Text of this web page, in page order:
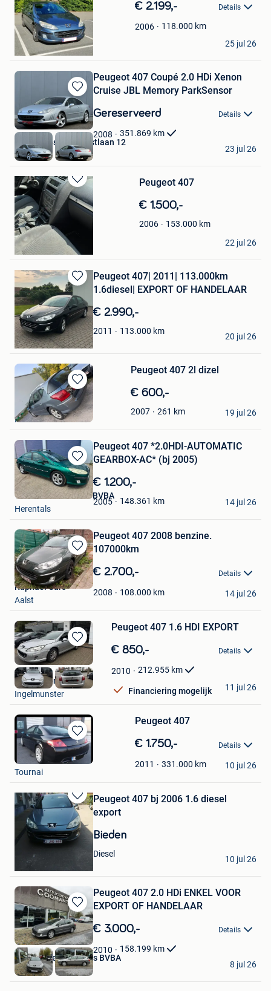
Mijn
Favorieten
€ 2.199,- Details
2006 118.000 km
Max
Gent
25 jul 26
Bewaren
in
Mijn
Favorieten
Peugeot 407 Coupé 2.0 HDi Xenon
Cruise JBL Memory ParkSensor
Gereserveerd Details
2008 351.869 km
Autos Zebs Toekomstlaan 12
Genk
23 jul 26
Bewaren
in
Mijn
Favorieten
Peugeot 407
€ 1.500,-
2006 153.000 km
Marvin Van mosel
La Louviere
22 jul 26
Bewaren
in
Mijn
Favorieten
Peugeot 407| 2011| 113.000km
1.6diesel| EXPORT OF HANDELAAR
€ 2.990,-
2011 113.000 km
DD Motors BV
Brugge
20 jul 26
Bewaren
in
Mijn
Favorieten
Peugeot 407 2l dizel
€ 600,-
2007 261 km
Elshi
Ninove
19 jul 26
Bewaren
in
Mijn
Favorieten
Peugeot 407 *2.0HDI-AUTOMATIC
GEARBOX-AC* (bj 2005)
€ 1.200,-
2005 148.361 km
TLD Trucks en Vans BVBA
Herentals
14 jul 26
Bewaren
in
Mijn
Favorieten
Peugeot 407 2008 benzine.
107000km
€ 2.700,- Details
2008 108.000 km
Raphael Cars
Aalst
14 jul 26
Bewaren
in
Mijn
Favorieten
Peugeot 407 1.6 HDI EXPORT
€ 850,- Details
2010 212.955 km
Financiering mogelijk
Lion Motors BV
Ingelmunster
11 jul 26
Bewaren
in
Mijn
Peugeot 407
€ 1.750,- Details
2011 331.000 km
fred
Tournai
10 jul 26
Bewaren
Mijn
Favorieten
Peugeot 407 bj 2006 1.6 diesel
export
Bieden
Diesel
Hamme
10 jul 26
Bewaren
in
Mijn
Favorieten
Peugeot 407 2.0 HDi ENKEL VOOR
EXPORT OF HANDELAAR
€ 3.000,- Details
2010 158.199 km
Autohandel Coomans BVBA
Mol
8 jul 26
Bewaren